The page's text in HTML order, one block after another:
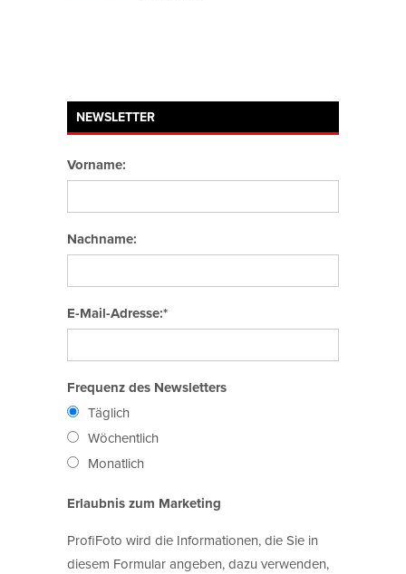
NEWSLETTER
Vorname:
Nachname:
E-Mail-Adresse:*
Frequenz des Newsletters
Täglich
Wöchentlich
Monatlich
Erlaubnis zum Marketing
ProfiFoto wird die Informationen, die Sie in
diesem Formular angeben, dazu verwenden,